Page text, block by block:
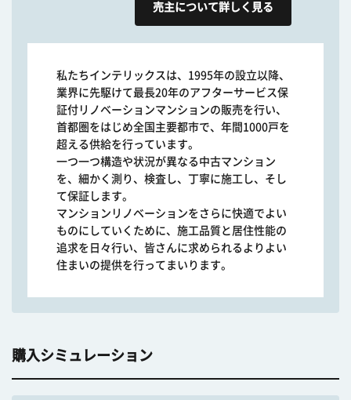
売主について詳しく見る
私たちインテリックスは、1995年の設立以降、
業界に先駆けて最長20年のアフターサービス保
証付リノベーションマンションの販売を行い、
首都圏をはじめ全国主要都市で、年間1000戸を
超える供給を行っています。
一つ一つ構造や状況が異なる中古マンション
を、細かく測り、検査し、丁寧に施工し、そし
て保証します。
マンションリノベーションをさらに快適でよい
ものにしていくために、施工品質と居住性能の
追求を日々行い、皆さんに求められるよりよい
住まいの提供を行ってまいります。
購入シミュレーション